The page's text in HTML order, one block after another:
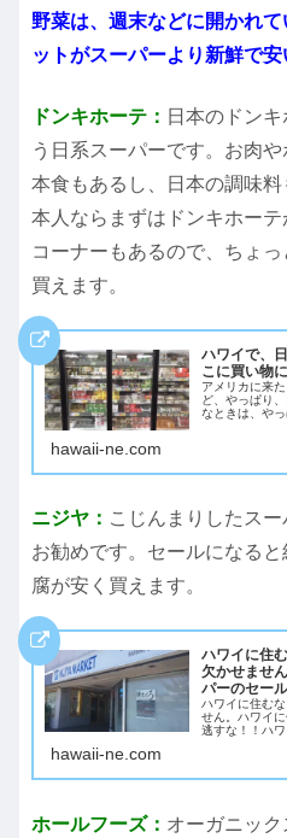
野菜は、週末などに開かれ
ットがスーパーより新鮮で安
ドンキホーテ： 日本のドン
う日系スーパーです。お肉
本食もあるし、日本の調味
本人ならまずはドンキホー
コーナーもあるので、ちょ
買えます。
ハワイで、
こに買い物
アメリカに来
ど、やっぱり
なときは、や
は、「ドンキ
hawaii-ne.com
ニジヤ： こじんまりしたス
お勧めです。セールになる
腐が安く買えます。
ハワイに住
欠かせませ
パーのセー
ハワイに住む
せん。ハワイ
逃すな！！ハ
と思いますが
ーは欠かせま
hawaii-ne.com
ホールフーズ： オーガニッ